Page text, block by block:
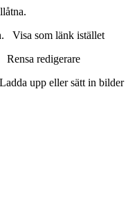
Visa som länk istället
Rensa redigerare
upp eller sätt in bilder